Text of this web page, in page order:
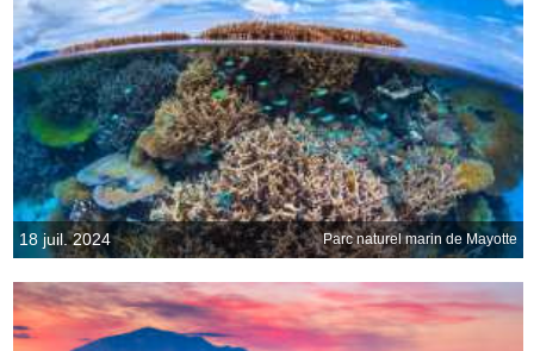
18 juil. 2024 Parc naturel marin de Mayotte